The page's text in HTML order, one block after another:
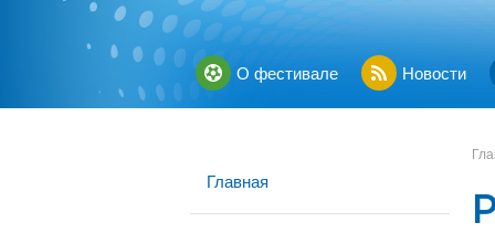
О фестивале Новости
Главная